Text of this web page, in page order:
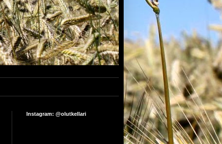
Instagram: @olutkellari